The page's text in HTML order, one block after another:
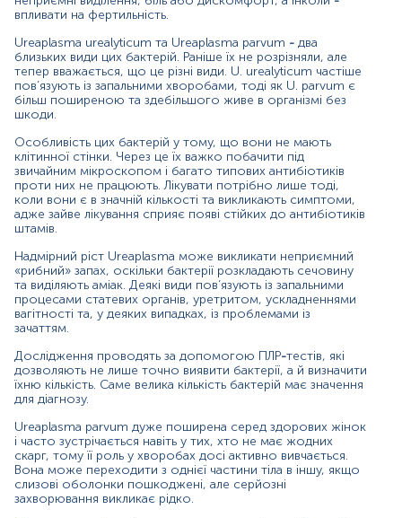
визначати не лише факт їхньої наявності, а й кількість,
щоб правильно обрати лікування.
Виявлення бактерії може бути якісним (виявлено/не
виявлено) або кількісним (скільки її є (за умови що
бактерію було виявлено)).
Матеріал
мазок з прямої кишки
Зміст:
Маркер
Показання до призначення
Загальна характеристика
Інтерферуючі чинники
Маркер
Маркер наявності Ureaplasma urealyticum/parvum
Показання до призначення
Уретрит;
впливати на фертильність.
Ureaplasma urealyticum та Ureaplasma parvum - два
близьких види цих бактерій. Раніше їх не розрізняли, але
тепер вважається, що це різні види. U. urealyticum частіше
пов’язують із запальними хворобами, тоді як U. parvum є
більш поширеною та здебільшого живе в організмі без
шкоди.
Особливість цих бактерій у тому, що вони не мають
клітинної стінки. Через це їх важко побачити під
звичайним мікроскопом і багато типових антибіотиків
проти них не працюють. Лікувати потрібно лише тоді,
коли вони є в значній кількості та викликають симптоми,
адже зайве лікування сприяє появі стійких до антибіотиків
штамів.
Надмірний ріст Ureaplasma може викликати неприємний
«рибний» запах, оскільки бактерії розкладають сечовину
та виділяють аміак. Деякі види пов’язують із запальними
процесами статевих органів, уретритом, ускладненнями
вагітності та, у деяких випадках, із проблемами із
зачаттям.
Дослідження проводять за допомогою ПЛР-тестів, які
дозволяють не лише точно виявити бактерії, а й визначити
їхню кількість. Саме велика кількість бактерій має значення
для діагнозу.
Ureaplasma parvum дуже поширена серед здорових жінок
і часто зустрічається навіть у тих, хто не має жодних
скарг, тому її роль у хворобах досі активно вивчається.
Вона може переходити з однієї частини тіла в іншу, якщо
слизові оболонки пошкоджені, але серйозні
захворювання викликає рідко.